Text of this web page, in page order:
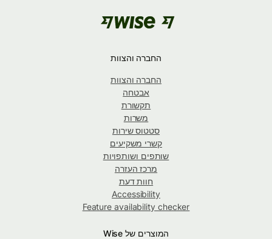
החברה והצוות
החברה והצוות
אבטחה
תקשורת
משרות
סטטוס שירות
קשרי משקיעים
שותפים ושותפויות
מרכז העזרה
חוות דעת
Accessibility
Feature availability checker
המוצרים של Wise